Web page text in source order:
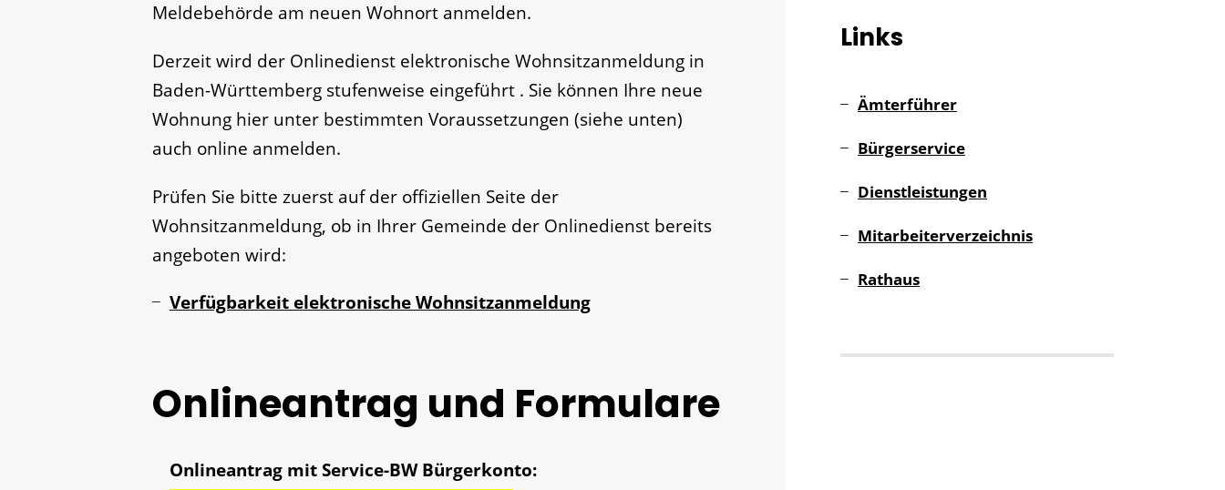
Meldebehörde am neuen Wohnort anmelden.
Derzeit wird der Onlinedienst elektronische Wohnsitzanmeldung in
Baden-Württemberg stufenweise eingeführt . Sie können Ihre neue
Wohnung hier unter bestimmten Voraussetzungen (siehe unten)
auch online anmelden.
Prüfen Sie bitte zuerst auf der offiziellen Seite der
Wohnsitzanmeldung, ob in Ihrer Gemeinde der Onlinedienst bereits
angeboten wird:
Verfügbarkeit elektronische Wohnsitzanmeldung
Onlineantrag und Formulare
Links
Ämterführer
Bürgerservice
Dienstleistungen
Mitarbeiterverzeichnis
Rathaus